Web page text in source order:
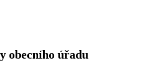
obecního úřadu